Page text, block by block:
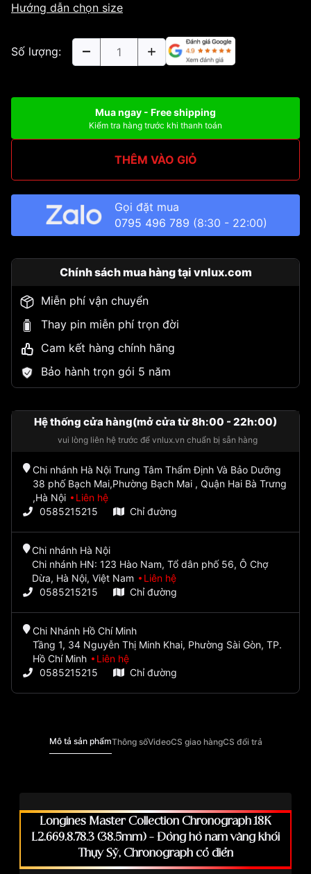
Hướng dẫn chọn size
Số lượng:
Mua ngay - Free shipping
Kiểm tra hàng trước khi thanh toán
THÊM VÀO GIỎ
Gọi đặt mua
0795 496 789 (8:30 - 22:00)
Chính sách mua hàng tại vnlux.com
Miễn phí vận chuyển
Thay pin miễn phí trọn đời
Cam kết hàng chính hãng
Bảo hành trọn gói 5 năm
Hệ thống cửa hàng(mở cửa từ 8h:00 - 22h:00)
vui lòng liên hệ trước để vnlux.vn chuẩn bị sẵn hàng
Chi nhánh Hà Nội Trung Tâm Thẩm Định Và Bảo Dưỡng
38 phố Bạch Mai,Phường Bạch Mai , Quận Hai Bà Trưng
,Hà Nội
Liên hệ
0585215215
Chỉ đường
Chi nhánh Hà Nội
Chi nhánh HN: 123 Hào Nam, Tổ dân phố 56, Ô Chợ
Dừa, Hà Nội, Việt Nam
Liên hệ
0585215215
Chỉ đường
Chi Nhánh Hồ Chí Minh
Tầng 1, 34 Nguyễn Thị Minh Khai, Phường Sài Gòn, TP.
Hồ Chí Minh
Liên hệ
0585215215
Chỉ đường
Mô tả sản phẩmThông sốVideoCS giao hàngCS đổi trả
Longines Master Collection Chronograph 18K
L2.669.8.78.3 (38.5mm) – Đồng hồ nam vàng khối
Thụy Sỹ, Chronograph cổ điển